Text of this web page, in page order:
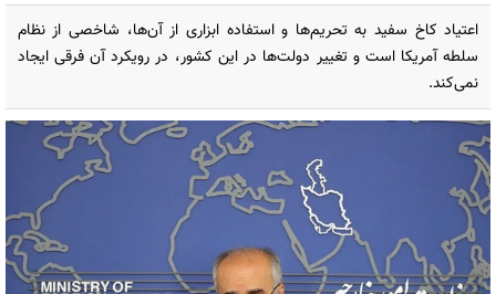
اعتیاد کاخ سفید به تحریم‌ها و استفاده ابزاری از آن‌ها، شاخصی از نظام
سلطه آمریکا است و تغییر دولت‌ها در این کشور، در رویکرد آن فرقی ایجاد
نمی‌کند.